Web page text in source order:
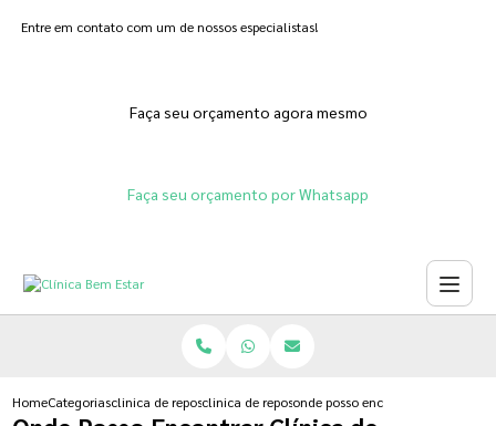
Entre em contato com um de nossos especialistas!
Faça seu orçamento agora mesmo
Faça seu orçamento por Whatsapp
HomeCategoriasclinica de reposicao hormonalclinica de reposicao hormonal feminina
onde posso encontrar clinica de